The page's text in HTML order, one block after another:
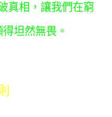
真相，讓我們在窮
坦然無畏。